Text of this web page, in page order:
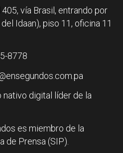
vía Brasil, entrando por
Idaan), piso 11, oficina 11
8778
nativo digital líder de la
es miembro de la
de Prensa (SIP).